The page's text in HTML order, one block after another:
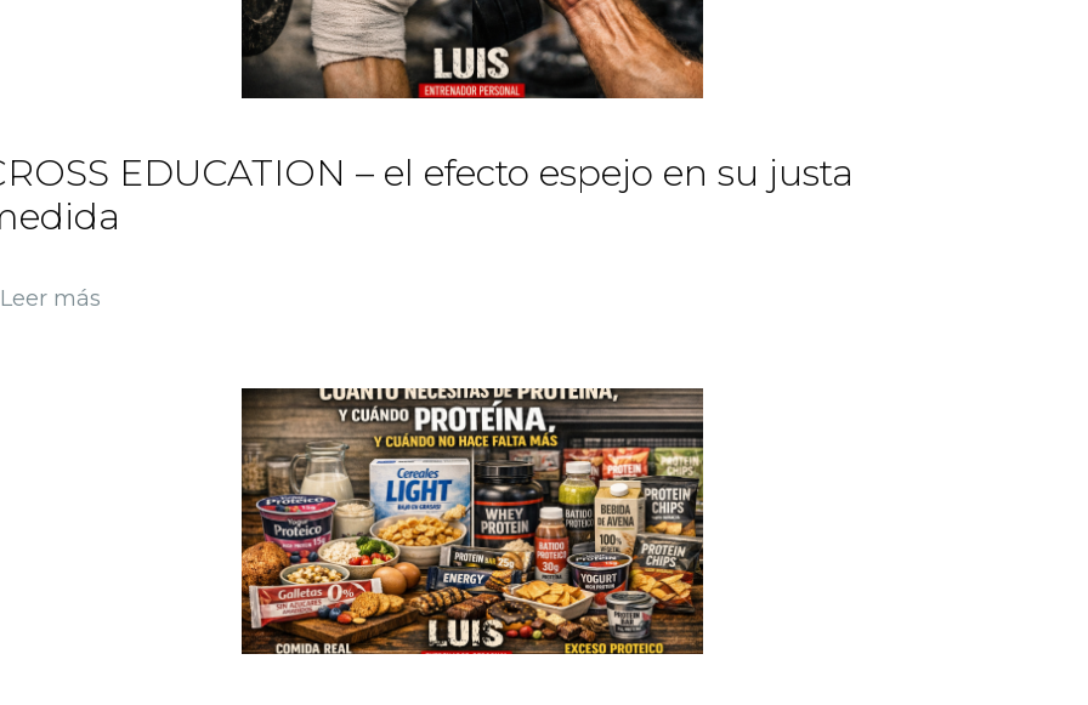
EDUCATION – el efecto espejo en su justa
Leer más